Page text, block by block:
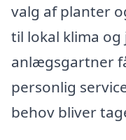
valg af planter
til lokal klima
anlægsgartner
personlig
behov bliver